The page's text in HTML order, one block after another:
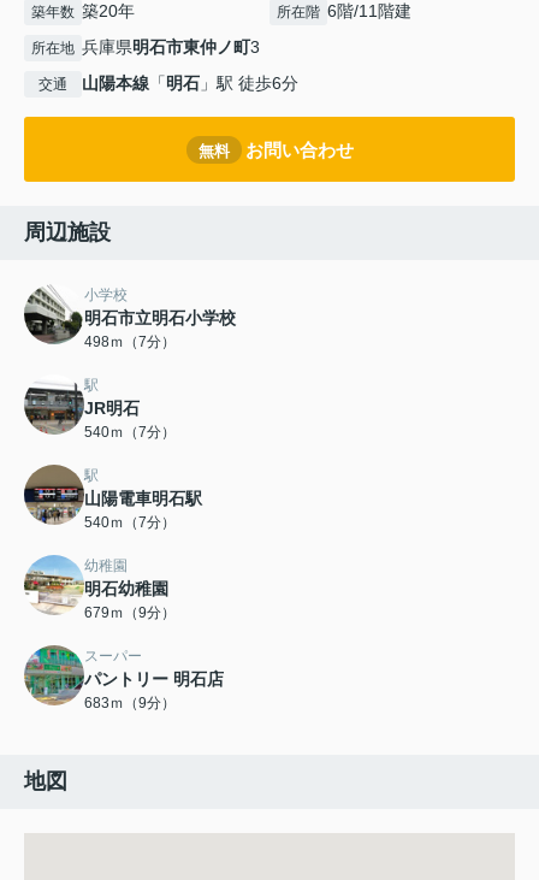
築年数 築20年 所在階 6階/11階建
所在地 兵庫県明石市東仲ノ町3
交通 山陽本線 「明石 」駅 徒歩6分
無料 お問い合わせ
周辺施設
小学校
明石市立明石小学校
498ｍ（7分）
駅
JR明石
540ｍ（7分）
駅
山陽電車明石駅
540ｍ（7分）
幼稚園
明石幼稚園
679ｍ（9分）
スーパー
パントリー 明石店
683ｍ（9分）
地図